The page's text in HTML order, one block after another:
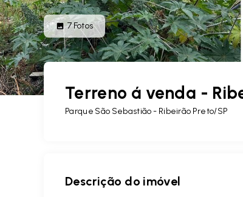
7Fotos
Terreno á venda -
Parque São Sebastião - Ribeirão Preto/SP
Descrição do imóvel